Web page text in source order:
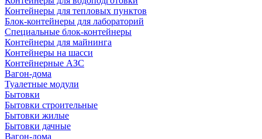
Контейнеры для тепловых пунктов
Блок-контейнеры для лабораторий
Специальные блок-контейнеры
Контейнеры для майнинга
Контейнеры на шасси
Контейнерные АЗС
Вагон-дома
Туалетные модули
Бытовки
Бытовки строительные
Бытовки жилые
Бытовки дачные
Вагон-дома